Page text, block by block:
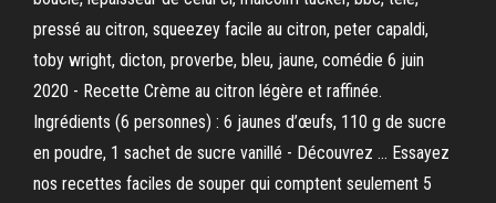
pressé au citron, squeezey facile au citron, peter capaldi,
toby wright, dicton, proverbe, bleu, jaune, comédie 6 juin
2020 - Recette Crème au citron légère et raffinée.
Ingrédients (6 personnes) : 6 jaunes d’œufs, 110 g de sucre
en poudre, 1 sachet de sucre vanillé - Découvrez … Essayez
nos recettes faciles de souper qui comptent seulement 5